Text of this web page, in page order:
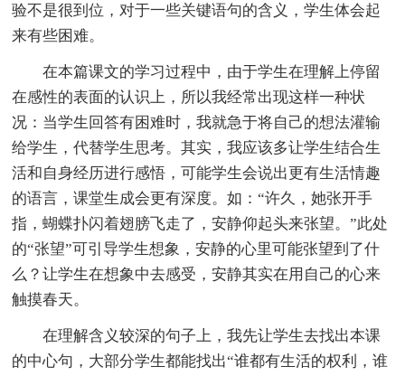
验不是很到位，对于一些关键语句的含义，学生体会起
来有些困难。
在本篇课文的学习过程中，由于学生在理解上停留
在感性的表面的认识上，所以我经常出现这样一种状
况：当学生回答有困难时，我就急于将自己的想法灌输
给学生，代替学生思考。其实，我应该多让学生结合生
活和自身经历进行感悟，可能学生会说出更有生活情趣
的语言，课堂生成会更有深度。如：“许久，她张开手
指，蝴蝶扑闪着翅膀飞走了，安静仰起头来张望。”此处
的“张望”可引导学生想象，安静的心里可能张望到了什
么？让学生在想象中去感受，安静其实在用自己的心来
触摸春天。
在理解含义较深的句子上，我先让学生去找出本课
的中心句，大部分学生都能找出“谁都有生活的权利，谁